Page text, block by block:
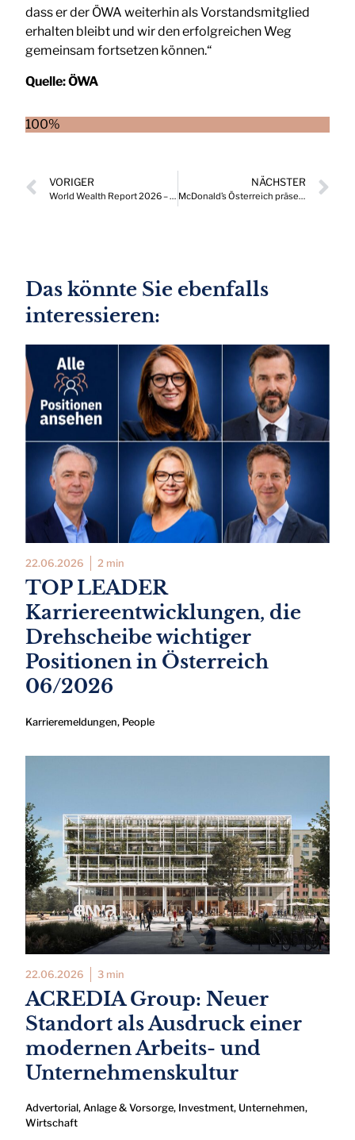
dass er der ÖWA weiterhin als Vorstandsmitglied
erhalten bleibt und wir den erfolgreichen Weg
gemeinsam fortsetzen können.“
Quelle:ÖWA
100%
VORIGER
World Wealth Report 2026 – Österreich Teil der weltweiten Vermögensdynamik
NÄCHSTER
McDonald’s Österreich präsentiert neuen Chief Marketing Officer (CMO)
Das könnte Sie ebenfalls
interessieren:
22.06.2026 2 min
TOP LEADER
Karriereentwicklungen, die
Drehscheibe wichtiger
Positionen in Österreich
06/2026
Karrieremeldungen, People
22.06.2026 3 min
ACREDIA Group: Neuer
Standort als Ausdruck einer
modernen Arbeits- und
Unternehmenskultur
Advertorial, Anlage & Vorsorge, Investment, Unternehmen,
Wirtschaft